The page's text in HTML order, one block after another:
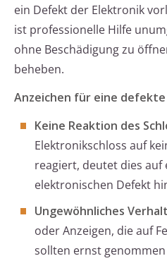
ein Defekt der Elektronik
ist professionelle Hilfe
ohne Beschädigung zu
beheben.
Anzeichen für eine
Keine Reaktion des
Elektronikschloss auf
reagiert, deutet dies auf
elektronischen Defekt
Ungewöhnliches
oder Anzeigen, die auf
sollten ernst